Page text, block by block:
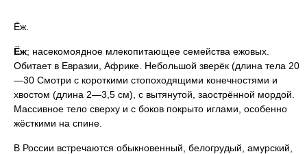
Ёж.
Ёж; насекомоядное млекопитающее семейства ежовых.
Обитает в Евразии, Африке. Небольшой зверёк (длина тела 20
—30 Смотри с короткими стопоходящими конечностями и
хвостом (длина 2—3,5 см), с вытянутой, заострённой мордой.
Массивное тело сверху и с боков покрыто иглами, особенно
жёсткими на спине.
В России встречаются обыкновенный, белогрудый, амурский,